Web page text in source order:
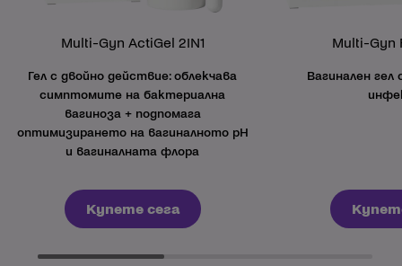
Multi-Gyn ActiGel 2IN1
Гел с двойно действие: облекчава
симптомите на бактериална
вагиноза + подпомага
оптимизирането на вагиналното pH
и вагиналната флора
Купете сега
Multi-Gyn
Вагинален гел